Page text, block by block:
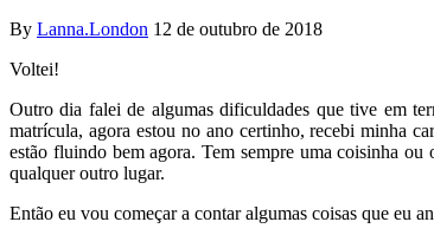
By Lanna.London 12 de outubro de 2018
Voltei!
Outro dia falei de algumas dificuldades que tive em
matrícula, agora estou no ano certinho, recebi minha
estão fluindo bem agora. Tem sempre uma coisinha
qualquer outro lugar.
Então eu vou começar a contar algumas coisas que eu